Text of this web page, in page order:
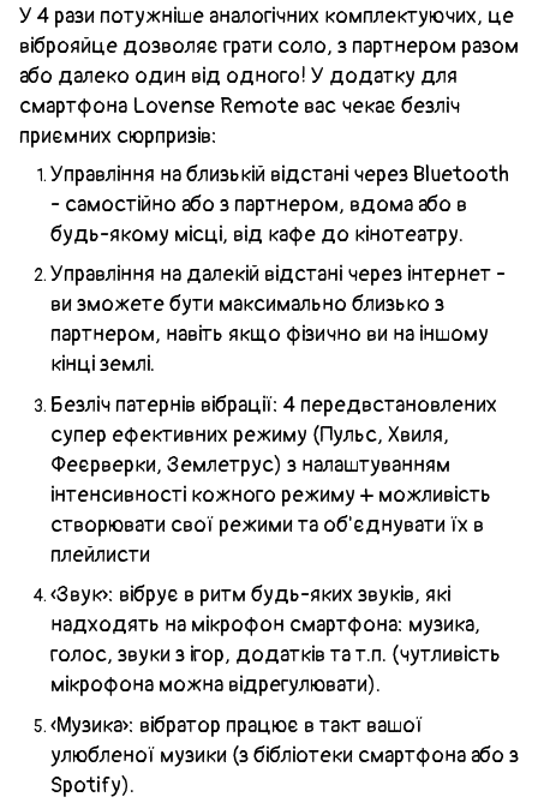
У 4 рази потужніше аналогічних комплектуючих, це
віброяйце дозволяє грати соло, з партнером разом
або далеко один від одного! У додатку для
смартфона Lovense Remote вас чекає безліч
приємних сюрпризів:
Управління на близькій відстані через Bluetooth
- самостійно або з партнером, вдома або в
будь-якому місці, від кафе до кінотеатру.
Управління на далекій відстані через інтернет -
ви зможете бути максимально близько з
партнером, навіть якщо фізично ви на іншому
кінці землі.
Безліч патернів вібрації: 4 передвстановлених
супер ефективних режиму (Пульс, Хвиля,
Феєрверки, Землетрус) з налаштуванням
інтенсивності кожного режиму + можливість
створювати свої режими та об'єднувати їх в
плейлисти
«Звук»: вібрує в ритм будь-яких звуків, які
надходять на мікрофон смартфона: музика,
голос, звуки з ігор, додатків та т.п. (чутливість
мікрофона можна відрегулювати).
«Музика»: вібратор працює в такт вашої
улюбленої музики (з бібліотеки смартфона або з
Spotify).